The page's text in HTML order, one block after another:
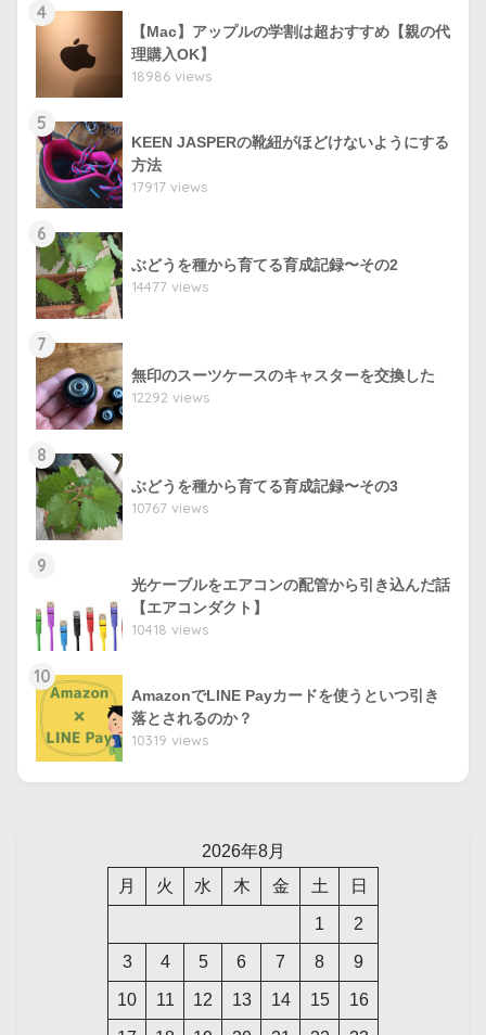
4
【Mac】アップルの学割は超おすすめ【親の代
理購入OK】
18986 views
5
KEEN JASPERの靴紐がほどけないようにする
方法
17917 views
6
ぶどうを種から育てる育成記録〜その2
14477 views
7
無印のスーツケースのキャスターを交換した
12292 views
8
ぶどうを種から育てる育成記録〜その3
10767 views
9
光ケーブルをエアコンの配管から引き込んだ話
【エアコンダクト】
10418 views
10
AmazonでLINE Payカードを使うといつ引き
落とされるのか？
10319 views
2026年8月
月
火 水 木 金 土 日
1 2
3 4 5 6 7 8 9
10 11 12 13 14 15 16